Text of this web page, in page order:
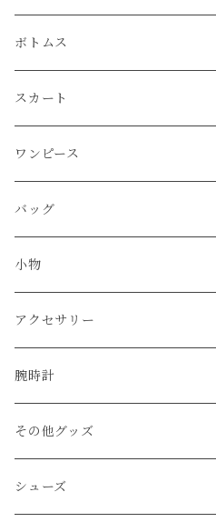
Yves Saint Laurent
Martin Margiela
JIL SANDER
BURBERRY
CELINE
BALENCIAGA
FENDI
LOUIS VUITTON
Vivienne Westwood
ボトムス
スカート
ワンピース
バッグ
ショルダーバッグ
ハンド/トートバッグ
リュック
その他のバッグ
小物
帽子
ベルト
財布
キーケース
アクセサリー
ネックレス
ブレスレット
リング
腕時計
その他グッズ
シューズ